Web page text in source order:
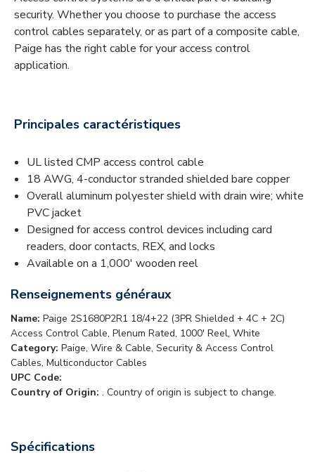
security. Whether you choose to purchase the access
control cables separately, or as part of a composite cable,
Paige has the right cable for your access control
application.
Principales caractéristiques
UL listed CMP access control cable
18 AWG, 4-conductor stranded shielded bare copper
Overall aluminum polyester shield with drain wire; white
PVC jacket
Designed for access control devices including card
readers, door contacts, REX, and locks
Available on a 1,000' wooden reel
Renseignements généraux
Name: Paige 2S1680P2R1 18/4+22 (3PR Shielded + 4C + 2C)
Access Control Cable, Plenum Rated, 1000' Reel, White
Category: Paige, Wire & Cable, Security & Access Control
Cables, Multiconductor Cables
UPC Code:
Country of Origin: . Country of origin is subject to change.
Spécifications